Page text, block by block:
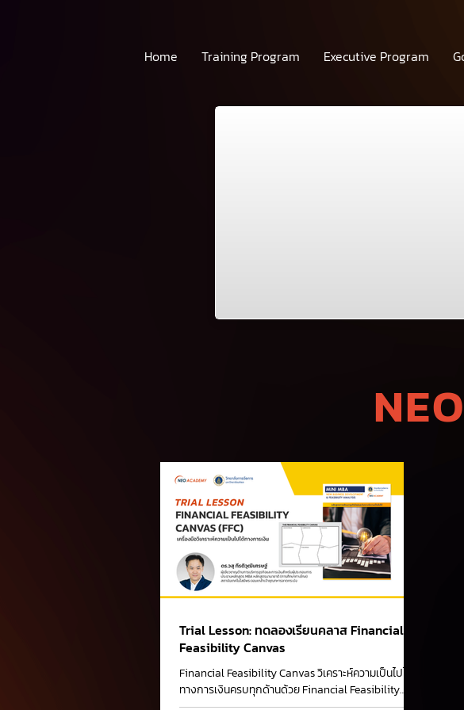
Home Training Program Executive Program
Trial Lesson: ทดลองเรียนคลาส Financial
Feasibility Canvas
Financial Feasibility Canvas วิเคราะห์ความเป็นไปได้
ทางการเงินครบทุกด้านด้วย Financial Feasibility
Canvas เครื่องมือที่ช่วยวิเคราะห์ข้อมูล...